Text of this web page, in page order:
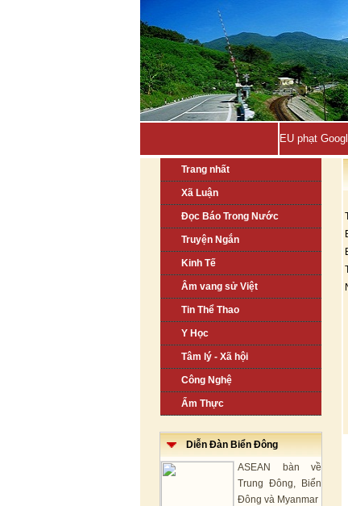
EU phạt
Trang nhất
Xã Luận
Đọc Báo Trong Nước
Truyện Ngắn
Kinh Tế
Âm vang sử Việt
Tin Thể Thao
Y Học
Tâm lý - Xã hội
Công Nghệ
Ẩm Thực
Diễn Đàn Biển Đông
ASEAN bàn về
Trung Đông, Biển
Đông và Myanmar